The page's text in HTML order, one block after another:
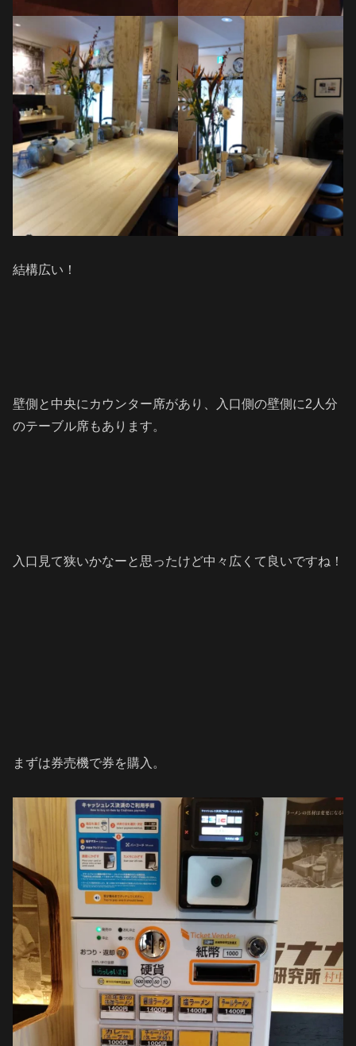
結構広い！
壁側と中央にカウンター席があり、入口側の壁側に2人分
のテーブル席もあります。
入口見て狭いかなーと思ったけど中々広くて良いですね！
まずは券売機で券を購入。